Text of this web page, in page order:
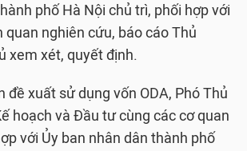
phố Hà Nội chủ trì, phối hợp với
quan nghiên cứu, báo cáo Thủ
xem xét, quyết định.
đề xuất sử dụng vốn ODA, Phó Thủ
hoạch và Đầu tư cùng các cơ quan
với Ủy ban nhân dân thành phố